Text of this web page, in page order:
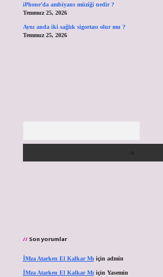
iPhone’da ambiyans müziği nedir ?
Temmuz 25, 2026
Aynı anda iki sağlık sigortası olur mu ?
Temmuz 25, 2026
Son yorumlar
İMza Atarken El Kalkar Mıiçin admin
İMza Atarken El Kalkar Mıiçin Yasemin